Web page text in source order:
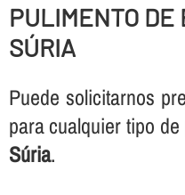
PULIMENTO DE
SÚRIA
Puede solicitarnos
para cualquier tipo de
Súria.